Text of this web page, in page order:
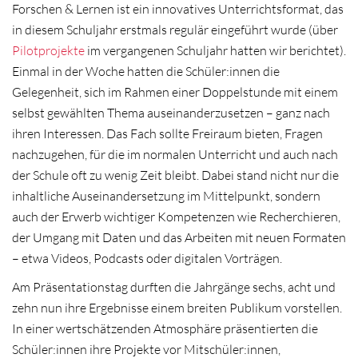
Forschen & Lernen ist ein innovatives Unterrichtsformat, das
in diesem Schuljahr erstmals regulär eingeführt wurde (über
Pilotprojekte im vergangenen Schuljahr hatten wir berichtet).
Einmal in der Woche hatten die Schüler:innen die
Gelegenheit, sich im Rahmen einer Doppelstunde mit einem
selbst gewählten Thema auseinanderzusetzen – ganz nach
ihren Interessen. Das Fach sollte Freiraum bieten, Fragen
nachzugehen, für die im normalen Unterricht und auch nach
der Schule oft zu wenig Zeit bleibt. Dabei stand nicht nur die
inhaltliche Auseinandersetzung im Mittelpunkt, sondern
auch der Erwerb wichtiger Kompetenzen wie Recherchieren,
der Umgang mit Daten und das Arbeiten mit neuen Formaten
– etwa Videos, Podcasts oder digitalen Vorträgen.
Am Präsentationstag durften die Jahrgänge sechs, acht und
zehn nun ihre Ergebnisse einem breiten Publikum vorstellen.
In einer wertschätzenden Atmosphäre präsentierten die
Schüler:innen ihre Projekte vor Mitschüler:innen,